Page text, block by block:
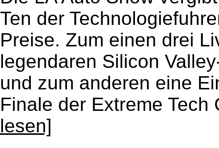
Ten der
Preise. Zum einen drei
legendaren Silicon
und zum anderen eine
Finale der Extreme
lesen]